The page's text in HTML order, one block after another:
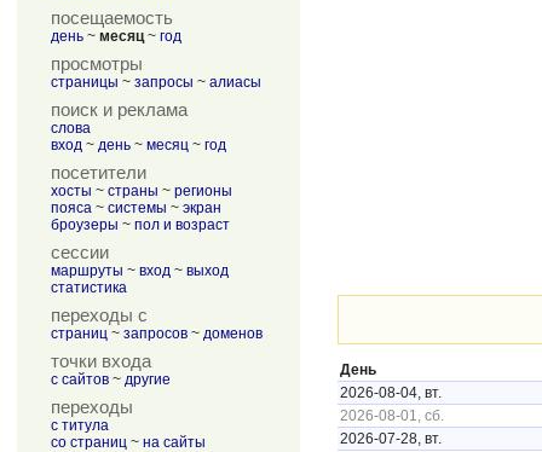
посещаемость
день ~ месяц~ год
просмотры
страницы ~ запросы ~ алиасы
поиск и реклама
слова
вход ~ день ~ месяц ~ год
посетители
хосты ~ страны ~ регионы
пояса ~ системы ~ экран
броузеры ~ пол и возраст
сессии
маршруты ~ вход ~ выход
статистика
переходы с
страниц ~ запросов ~ доменов
точки входа
с сайтов ~ другие
переходы
с титула
со страниц ~ на сайты
День
2026-08-04, вт.
2026-08-01, сб.
2026-07-28, вт.